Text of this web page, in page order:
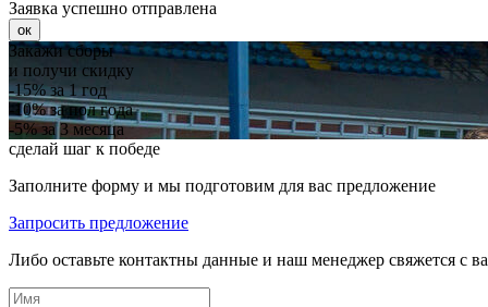
Заявка успешно отправлена
ок
Закажи сборы
и получи скидку
-15%за 1 год
-10%за пол года
-5%за 3 месяца
сделай шаг к победе
Заполните форму и мы подготовим для вас предложение
Запросить предложение
Либо оставьте контактны данные и наш менеджер свяжется с